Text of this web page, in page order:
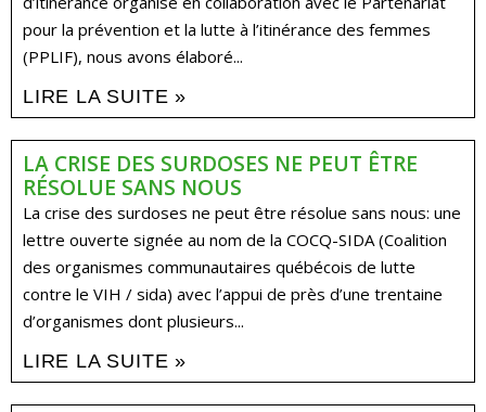
pour la prévention et la lutte à l’itinérance des femmes
(PPLIF), nous avons élaboré...
LIRE LA SUITE »
LA CRISE DES SURDOSES NE PEUT ÊTRE
RÉSOLUE SANS NOUS
La crise des surdoses ne peut être résolue sans nous: une
lettre ouverte signée au nom de la COCQ-SIDA (Coalition
des organismes communautaires québécois de lutte
contre le VIH / sida) avec l’appui de près d’une trentaine
d’organismes dont plusieurs...
LIRE LA SUITE »